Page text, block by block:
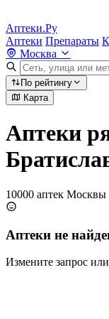
Аптеки.Ру
Аптеки Препараты
Москва
По рейтингу
Карта
Аптеки
10000 аптек Москвы
Аптеки не
Измените запрос